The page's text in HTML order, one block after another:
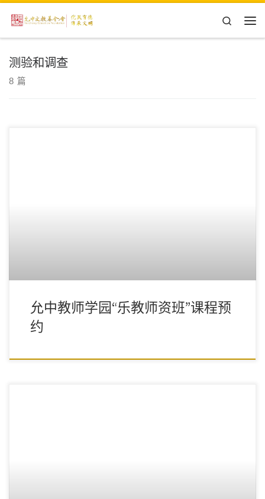
Skip to content
Search
测验和调查
8 篇
允中教师学园“乐教师资班”课程预
约